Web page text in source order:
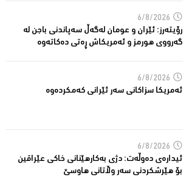
6/8/2026
رۆیتەرز: ئێران و عومان لەگەڵ سەپاندنی باجن لە
گەرووی هورمز و ئەمریکاش ڕەتی دەکاتەوە
6/8/2026
ئه‌مریكا سزاكانی سه‌ر ئێرانی كه‌مكرده‌وه‌
6/8/2026
ئیدارەى دەوڵەت: دژى بەکارهێنانى خاکی عێراقین
بۆ هێرشکردنى سەر وڵاتانی هاوسێ